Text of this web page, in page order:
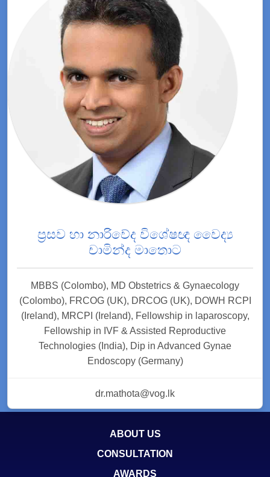
ප්‍රසව හා නාරිවේද විශේෂඥ වෛද්‍ය
චාමින්ද මාතොට
MBBS (Colombo), MD Obstetrics & Gynaecology
(Colombo), FRCOG (UK), DRCOG (UK), DOWH RCPI
(Ireland), MRCPI (Ireland), Fellowship in laparoscopy,
Fellowship in IVF & Assisted Reproductive
Technologies (India), Dip in Advanced Gynae
Endoscopy (Germany)
dr.mathota@vog.lk
ABOUT US
CONSULTATION
AWARDS